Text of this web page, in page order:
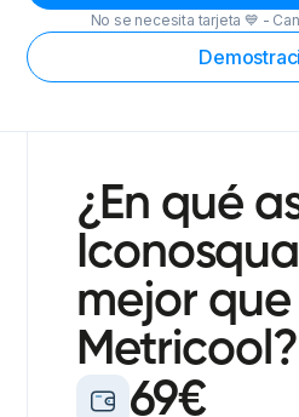
No se necesita tarjeta 💙 -
¿En qué
mejor que
Metricool?
69€